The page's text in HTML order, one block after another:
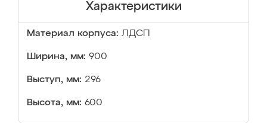
Характеристики
Материал корпуса: ЛДСП
Ширина, мм: 900
Выступ, мм: 296
Высота, мм: 600